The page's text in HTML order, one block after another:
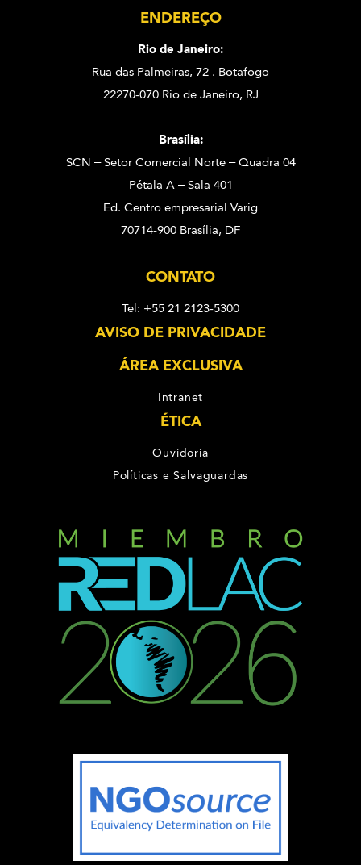
ENDEREÇO
Rio de Janeiro:
Rua das Palmeiras, 72 . Botafogo
22270-070 Rio de Janeiro, RJ
Brasília:
SCN – Setor Comercial Norte – Quadra 04
Pétala A – Sala 401
Ed. Centro empresarial Varig
70714-900 Brasília, DF
CONTATO
Tel: +55 21 2123-5300
AVISO DE PRIVACIDADE
ÁREA EXCLUSIVA
Intranet
ÉTICA
Ouvidoria
Políticas e Salvaguardas